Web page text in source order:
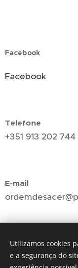
Facebook
Facebook
Telefone
+351 913 202 744
E-mail
Utilizamos cookies
e a segurança do